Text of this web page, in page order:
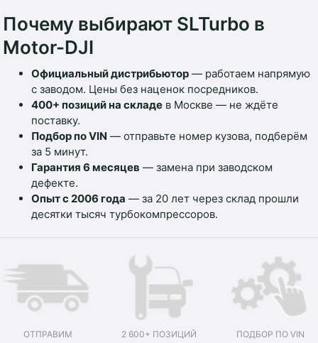
Почему выбирают SLTurbo в
Motor-DJI
Официальный дистрибьютор — работаем напрямую
с заводом. Цены без наценок посредников.
400+ позиций на складе в Москве — не ждёте
поставку.
Подбор по VIN — отправьте номер кузова, подберём
за 5 минут.
Гарантия 6 месяцев — замена при заводском
дефекте.
Опыт с 2006 года — за 20 лет через склад прошли
десятки тысяч турбокомпрессоров.
ОТПРАВИМ
2 600+ ПОЗИЦИЙ
ПОДБОР ПО VIN